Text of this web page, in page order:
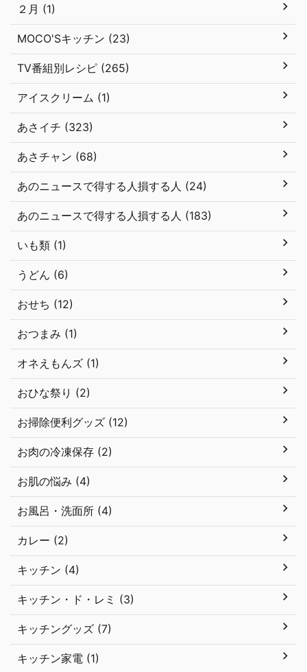
２月 (1)
MOCO'Sキッチン (23)
TV番組別レシピ (265)
アイスクリーム (1)
あさイチ (323)
あさチャン (68)
あのニュースで得する人損する人 (24)
あのニュースで得する人損する人 (183)
いも類 (1)
うどん (6)
おせち (12)
おつまみ (1)
オネえもんズ (1)
おひな祭り (2)
お掃除便利グッズ (12)
お肉の冷凍保存 (2)
お肌の悩み (4)
お風呂・洗面所 (4)
カレー (2)
キッチン (4)
キッチン・ド・レミ (3)
キッチングッズ (7)
キッチン家電 (1)